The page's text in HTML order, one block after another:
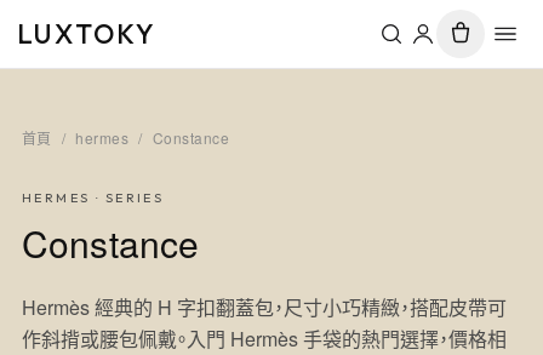
LUXTOKY
首頁 / hermes / Constance
HERMES · SERIES
Constance
Hermès 經典的 H 字扣翻蓋包，尺寸小巧精緻，搭配皮帶可
作斜揹或腰包佩戴。入門 Hermès 手袋的熱門選擇，價格相